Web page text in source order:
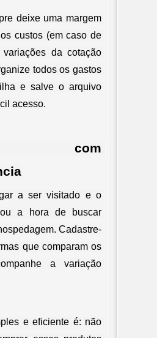
deixe uma margem
custos (em caso de
variações da cotação
todos os gastos
e salve o arquivo
acesso.
com
a ser visitado e o
a hora de buscar
Cadastre-
que comparam os
a variação
e eficiente é: não